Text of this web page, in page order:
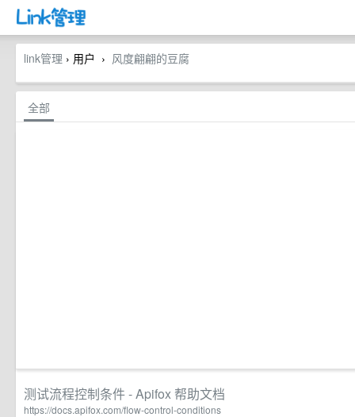
link管理 › 用户 › 风度翩翩的豆腐
全部
测试流程控制条件 - Apifox 帮助文档
https://docs.apifox.com/flow-control-conditions